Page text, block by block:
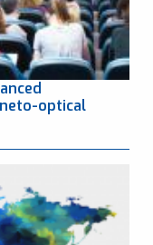
optical